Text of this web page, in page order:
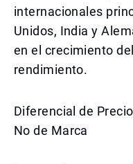
internacionales
Unidos, India y
en el crecimiento
rendimiento.
Diferencial de
No de Marca